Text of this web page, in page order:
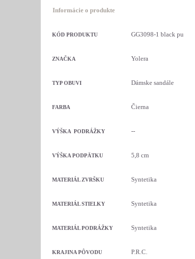
Informácie o produkte
KÓD PRODUKTU GG3098-1 black pu
ZNAČKA Yolera
TYP OBUVI Dámske sandále
FARBA Čierna
VÝŠKA PODRÁŽKY --
VÝŠKA PODPÄTKU 5,8 cm
MATERIÁL ZVRŠKU Syntetika
MATERIÁL STIELKY Syntetika
MATERIÁL PODRÁŽKY Syntetika
KRAJINA PÔVODU P.R.C.